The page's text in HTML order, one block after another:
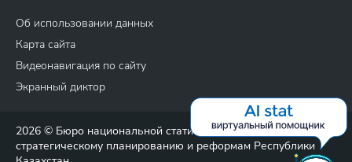
Об использовании данных
Карта сайта
Видеонавигация по сайту
Экранный диктор
2026 © Бюро национальной статистики Агентства по
стратегическому планированию и реформам Республики